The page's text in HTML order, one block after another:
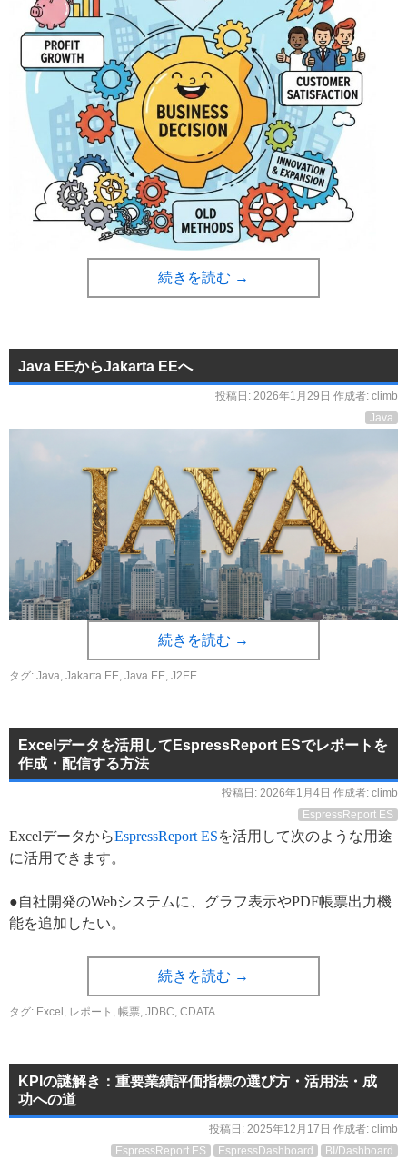
続きを読む →
Java EEからJakarta EEへ
投稿日: 2026年1月29日 作成者: climb
Java
続きを読む →
タグ: Java, Jakarta EE, Java EE, J2EE
Excelデータを活用してEspressReport ESでレポートを
作成・配信する方法
投稿日: 2026年1月4日 作成者: climb
EspressReport ES
ExcelデータからEspressReport ESを活用して次のような用途
に活用できます。
●自社開発のWebシステムに、グラフ表示やPDF帳票出力機
能を追加したい。
続きを読む →
タグ: Excel , レポート , 帳票, JDBC, CDATA
KPIの謎解き：重要業績評価指標の選び方・活用法・成
功への道
投稿日: 2025年12月17日 作成者: climb
EspressReport ES
EspressDashboard BI/Dashboard